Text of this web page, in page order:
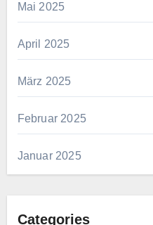
Mai 2025
April 2025
März 2025
Februar 2025
Januar 2025
Categories